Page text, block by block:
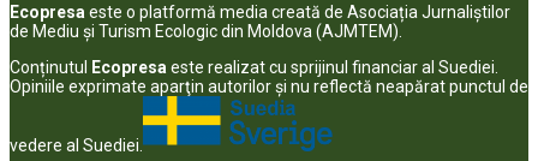
Ecopresa este o platformă media creată de Asociația Jurnaliștilor
de Mediu și Turism Ecologic din Moldova (AJMTEM).
Conținutul Ecopresa este realizat cu sprijinul financiar al Suediei.
Opiniile exprimate aparţin autorilor şi nu reflectă neapărat punctul de
vedere al Suediei.